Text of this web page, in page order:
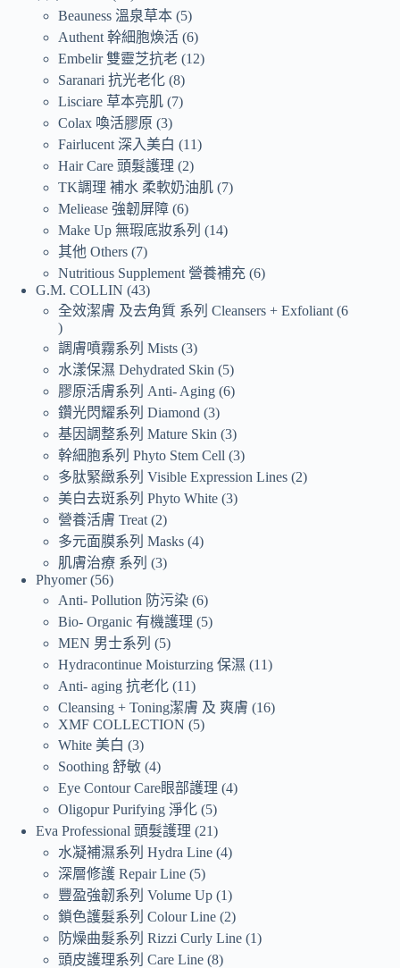
Beauness 溫泉草本 5
Authent 幹細胞煥活 6
Embelir 雙靈芝抗老 12
Saranari 抗光老化 8
Lisciare 草本亮肌 7
Colax 喚活膠原 3
Fairlucent 深入美白
11
Hair Care 頭髮護理
2
TK調理 補水 柔軟奶油肌 7
Meliease 強韌屏障 6
Make Up 無瑕底妝系列
14
其他 Others 7
Nutritious Supplement 營養補充 6
G.M. COLLIN 43
全效潔膚 及去角質 系列 Cleansers + Exfoliant 6
調膚噴霧系列 Mists 3
水漾保濕 Dehydrated Skin
5
膠原活膚系列 Anti- Aging 6
鑽光閃耀系列 Diamond 3
基因調整系列 Mature Skin 3
幹細胞系列 Phyto Stem Cell 3
多肽緊緻系列 Visible Expression Lines 2
美白去斑系列 Phyto White 3
營養活膚 Treat 2
多元面膜系列 Masks 4
肌膚治療 系列
3
Phyomer 56
Anti- Pollution 防污染 6
Bio- Organic 有機護理
5
MEN 男士系列
5
Hydracontinue Moisturzing 保濕
11
Anti- aging 抗老化 11
Cleansing + Toning潔膚 及 爽膚
16
XMF COLLECTION
5
White 美白
3
Soothing 舒敏 4
Eye Contour Care眼部護理 4
Oligopur Purifying 淨化 5
Eva Professional 頭髮護理
21
水凝補濕系列 Hydra Line 4
深層修護 Repair Line 5
豐盈強韌系列 Volume Up 1
鎖色護髮系列 Colour Line 2
防燥曲髮系列 Rizzi Curly Line 1
頭皮護理系列 Care Line 8